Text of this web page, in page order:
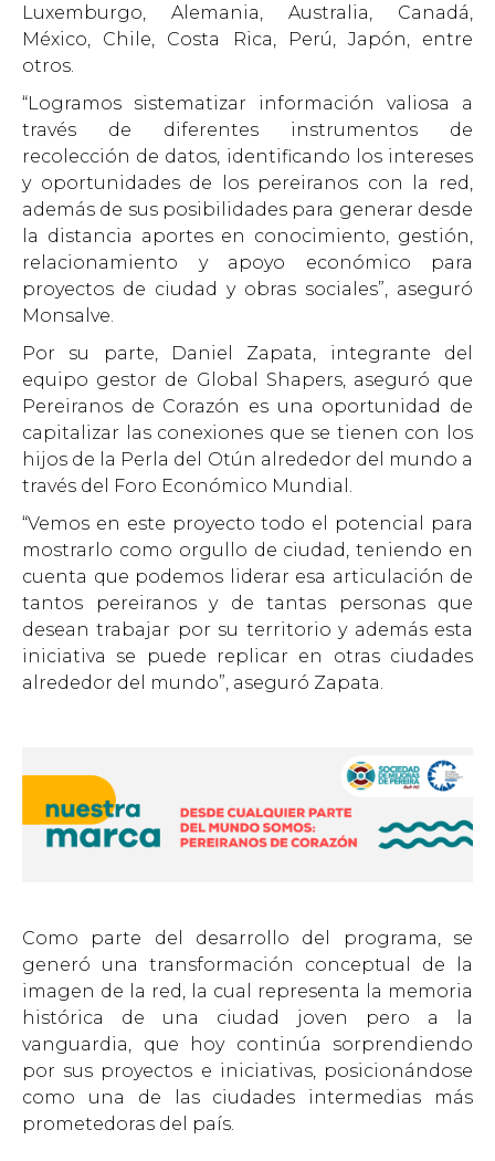
Luxemburgo, Alemania, Australia, Canadá,
México, Chile, Costa Rica, Perú, Japón, entre
otros.
“Logramos sistematizar información valiosa a
través de diferentes instrumentos de
recolección de datos, identificando los intereses
y oportunidades de los pereiranos con la red,
además de sus posibilidades para generar desde
la distancia aportes en conocimiento, gestión,
relacionamiento y apoyo económico para
proyectos de ciudad y obras sociales”, aseguró
Monsalve.
Por su parte, Daniel Zapata, integrante del
equipo gestor de Global Shapers, aseguró que
Pereiranos de Corazón es una oportunidad de
capitalizar las conexiones que se tienen con los
hijos de la Perla del Otún alrededor del mundo a
través del Foro Económico Mundial.
“Vemos en este proyecto todo el potencial para
mostrarlo como orgullo de ciudad, teniendo en
cuenta que podemos liderar esa articulación de
tantos pereiranos y de tantas personas que
desean trabajar por su territorio y además esta
iniciativa se puede replicar en otras ciudades
alrededor del mundo”, aseguró Zapata.
Como parte del desarrollo del programa, se
generó una transformación conceptual de la
imagen de la red, la cual representa la memoria
histórica de una ciudad joven pero a la
vanguardia, que hoy continúa sorprendiendo
por sus proyectos e iniciativas, posicionándose
como una de las ciudades intermedias más
prometedoras del país.